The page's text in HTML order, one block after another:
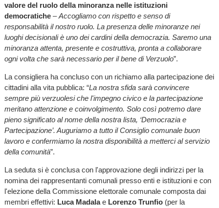
valore del ruolo della minoranza nelle istituzioni
democratiche–Accogliamo con rispetto e senso di
responsabilità il nostro ruolo. La presenza delle minoranze nei
luoghi decisionali è uno dei cardini della democrazia. Saremo una
minoranza attenta, presente e costruttiva, pronta a collaborare
ogni volta che sarà necessario per il bene di Verzuolo”.
La consigliera ha concluso con un richiamo alla partecipazione dei
cittadini alla vita pubblica: “La nostra sfida sarà convincere
sempre più verzuolesi che l'impegno civico e la partecipazione
meritano attenzione e coinvolgimento. Solo così potremo dare
pieno significato al nome della nostra lista, ‘Democrazia e
Partecipazione’. Auguriamo a tutto il Consiglio comunale buon
lavoro e confermiamo la nostra disponibilità a metterci al servizio
della comunità”.
La seduta si è conclusa con l'approvazione degli indirizzi per la
nomina dei rappresentanti comunali presso enti e istituzioni e con
l'elezione della Commissione elettorale comunale composta dai
membri effettivi: Luca Madalae Lorenzo Trunfio(per la